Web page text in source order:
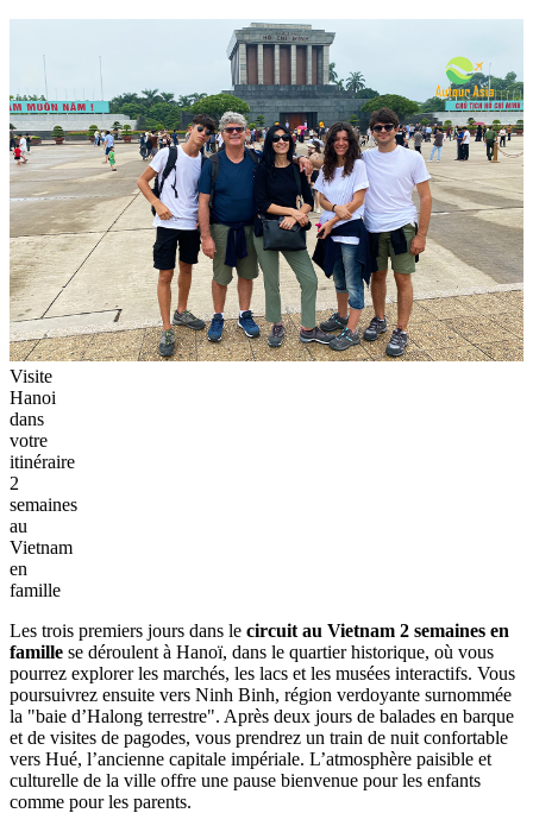
Visite
Hanoi
dans
votre
itinéraire
2
semaines
au
Vietnam
en
famille
Les trois premiers jours dans le circuit au Vietnam 2 semaines en
famille se déroulent à Hanoï, dans le quartier historique, où vous
pourrez explorer les marchés, les lacs et les musées interactifs. Vous
poursuivrez ensuite vers Ninh Binh, région verdoyante surnommée
la "baie d’Halong terrestre". Après deux jours de balades en barque
et de visites de pagodes, vous prendrez un train de nuit confortable
vers Hué, l’ancienne capitale impériale. L’atmosphère paisible et
culturelle de la ville offre une pause bienvenue pour les enfants
comme pour les parents.